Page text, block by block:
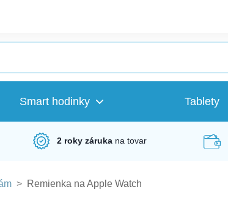
Smart hodinky Tablety
2 roky záruka na tovar
> Remienka na Apple Watch